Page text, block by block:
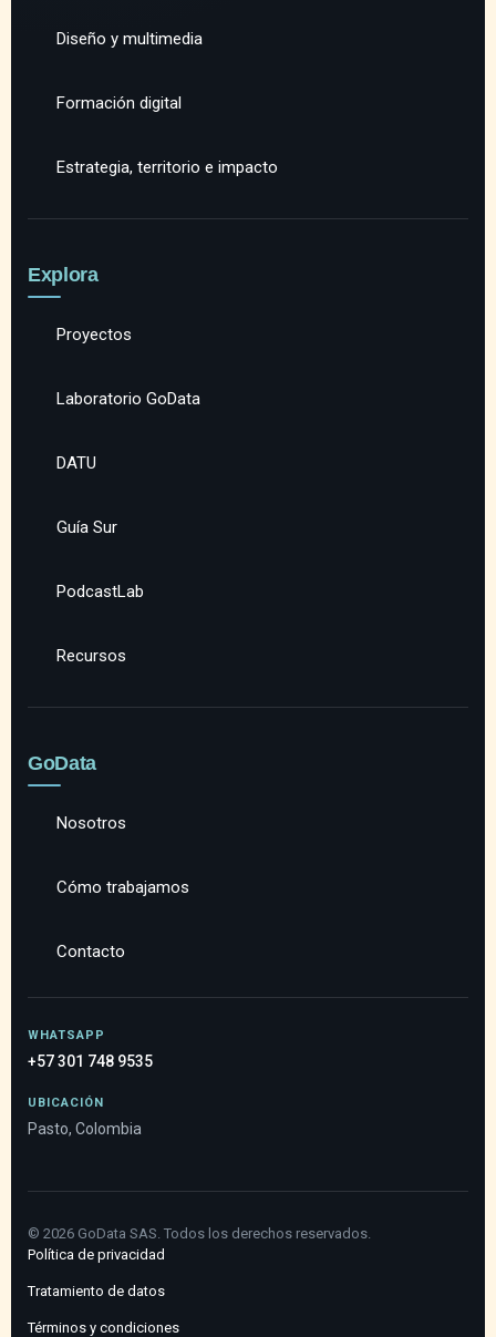
Diseño y multimedia
Formación digital
Estrategia, territorio e impacto
Explora
Proyectos
Laboratorio GoData
DATU
Guía Sur
PodcastLab
Recursos
GoData
Nosotros
Cómo trabajamos
Contacto
WHATSAPP
+57 301 748 9535
UBICACIÓN
Pasto, Colombia
© 2026 GoData SAS. Todos los derechos reservados.
Política de privacidad
Tratamiento de datos
Términos y condiciones